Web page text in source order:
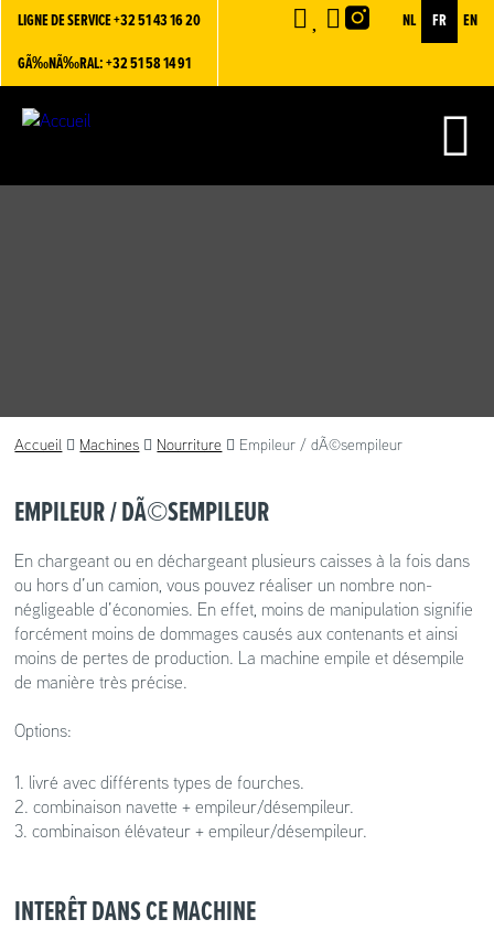
NL FR EN
LIGNE DE SERVICE+32 51 43 16 20
GÃ‰NÃ‰RAL: +32 51 58 14 91
Accueil Machines Nourriture Empileur / dÃ©sempileur
EMPILEUR / DÃ©SEMPILEUR
En chargeant ou en déchargeant plusieurs caisses à la fois dans
ou hors d’un camion, vous pouvez réaliser un nombre non-
négligeable d’économies. En effet, moins de manipulation signifie
forcément moins de dommages causés aux contenants et ainsi
moins de pertes de production. La machine empile et désempile
de manière très précise.
Options:
1. livré avec différents types de fourches.
2. combinaison navette + empileur/désempileur.
3. combinaison élévateur + empileur/désempileur.
INTERÊT DANS CE MACHINE